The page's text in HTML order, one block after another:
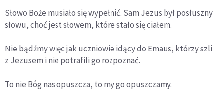
Słowo Boże musiało się wypełnić. Sam Jezus był posłuszny
słowu, choć jest słowem, które stało się ciałem.
Nie bądźmy więc jak uczniowie idący do Emaus, którzy szli
z Jezusem i nie potrafili go rozpoznać.
To nie Bóg nas opuszcza, to my go opuszczamy.